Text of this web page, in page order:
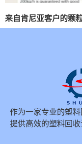
来自肯尼亚客户的颗
作为一家专业的塑
提供高效的塑料回